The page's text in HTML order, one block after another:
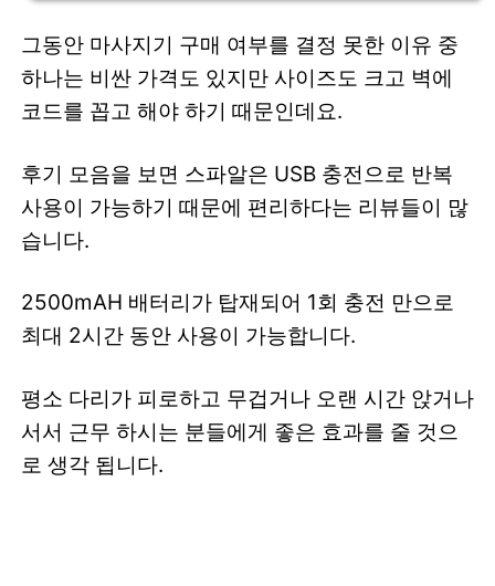
그동안 마사지기 구매 여부를 결정 못한 이유 중
하나는 비싼 가격도 있지만 사이즈도 크고 벽에
코드를 꼽고 해야 하기 때문인데요.
후기 모음을 보면 스파알은 USB 충전으로 반복
사용이 가능하기 때문에 편리하다는 리뷰들이 많
습니다.
2500mAH 배터리가 탑재되어 1회 충전 만으로
최대 2시간 동안 사용이 가능합니다.
평소 다리가 피로하고 무겁거나 오랜 시간 앉거나
서서 근무 하시는 분들에게 좋은 효과를 줄 것으
로 생각 됩니다.